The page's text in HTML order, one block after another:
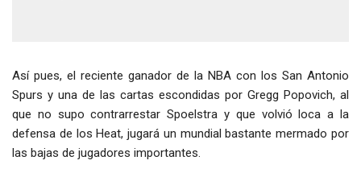
Así pues, el reciente ganador de la NBA con los San Antonio
Spurs y una de las cartas escondidas por Gregg Popovich, al
que no supo contrarrestar Spoelstra y que volvió loca a la
defensa de los Heat, jugará un mundial bastante mermado por
las bajas de jugadores importantes.